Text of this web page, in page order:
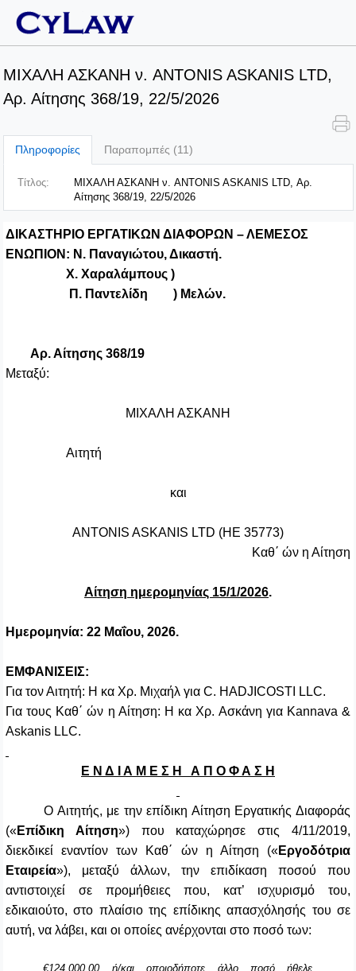
ΜΙΧΑΛΗ ΑΣΚΑΝΗ ν. ANTONIS ASKANIS LTD,
Αρ. Αίτησης 368/19, 22/5/2026
Πληροφορίες Παραπομπές (11)
Τίτλος:
ΜΙΧΑΛΗ ΑΣΚΑΝΗ ν. ANTONIS ASKANIS LTD, Αρ.
Αίτησης 368/19, 22/5/2026
ΔΙΚΑΣΤΗΡΙΟ ΕΡΓΑΤΙΚΩΝ ΔΙΑΦΟΡΩΝ – ΛΕΜΕΣΟΣ
ΕΝΩΠΙΟΝ: Ν. Παναγιώτου, Δικαστή.
Χ. Χαραλάμπους )
Π. Παντελίδη ) Μελών.
Αρ. Αίτησης 368/19
Μεταξύ:
ΜΙΧΑΛΗ ΑΣΚΑΝΗ
Αιτητή
και
ANTONIS ASKANIS LTD (HE 35773)
Καθ΄ ών η Αίτηση
Αίτηση ημερομηνίας 15/1/2026.
Ημερομηνία: 22 Μαΐου, 2026.
ΕΜΦΑΝΙΣΕΙΣ:
Για τον Αιτητή: Η κα Χρ. Μιχαήλ για C. HADJICOSTI LLC.
Για τους Καθ΄ ών η Αίτηση: Η κα Χρ. Ασκάνη για Kannava &
Askanis LLC.
Ε Ν Δ Ι Α Μ Ε Σ Η Α Π Ο Φ Α Σ Η
Ο Αιτητής, με την επίδικη Αίτηση Εργατικής Διαφοράς
(«Επίδικη Αίτηση») που καταχώρησε στις 4/11/2019,
διεκδικεί εναντίον των Καθ΄ ών η Αίτηση («Εργοδότρια
Εταιρεία»), μεταξύ άλλων, την επιδίκαση ποσού που
αντιστοιχεί σε προμήθειες που, κατ’ ισχυρισμό του,
εδικαιούτο, στο πλαίσιο της επίδικης απασχόλησής του σε
αυτή, να λάβει, και οι οποίες ανέρχονται στο ποσό των:
€124.000,00 ή/και οποιοδήποτε άλλο ποσό ήθελε